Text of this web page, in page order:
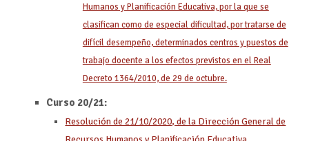
Humanos y Planificación Educativa, por la que se
clasifican como de especial dificultad, por tratarse de
difícil desempeño, determinados centros y puestos de
trabajo docente a los efectos previstos en el Real
Decreto 1364/2010, de 29 de octubre.
Curso 20/21:
Resolución de 21/10/2020, de la Dirección General de